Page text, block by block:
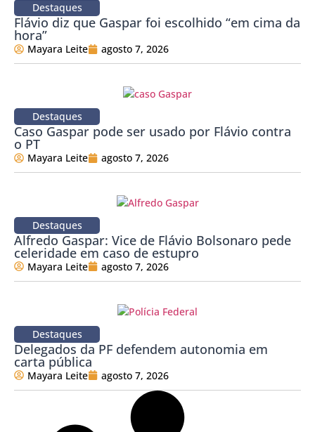
Destaques
Flávio diz que Gaspar foi escolhido “em cima da
hora”
Mayara Leite agosto 7, 2026
Destaques
Caso Gaspar pode ser usado por Flávio contra
o PT
Mayara Leite agosto 7, 2026
Destaques
Alfredo Gaspar: Vice de Flávio Bolsonaro pede
celeridade em caso de estupro
Mayara Leite agosto 7, 2026
Destaques
Delegados da PF defendem autonomia em
carta pública
Mayara Leite agosto 7, 2026